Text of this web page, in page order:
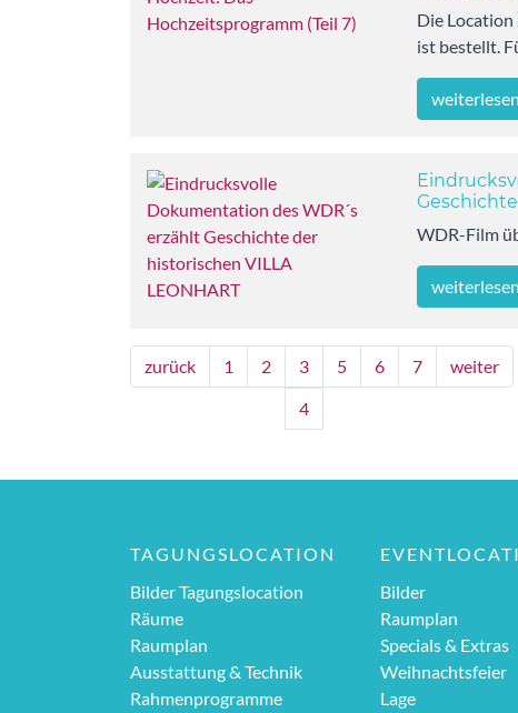
Die Location
ist bestellt.
weiterlesen
WDR-Film
weiterlesen
zurück 1 2
3
4
5 6 7 weiter
TAGUNGSLOCATION
Bilder Tagungslocation
Räume
Raumplan
Ausstattung & Technik
Rahmenprogramme
Bilder
Raumplan
Specials & Extras
Weihnachtsfeier
Lage